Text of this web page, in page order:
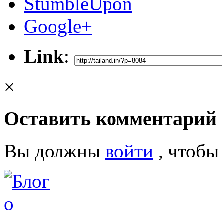
Google+
Link:
×
Оставить комментарий
Вы должны войти ,